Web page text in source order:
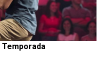
Temporada